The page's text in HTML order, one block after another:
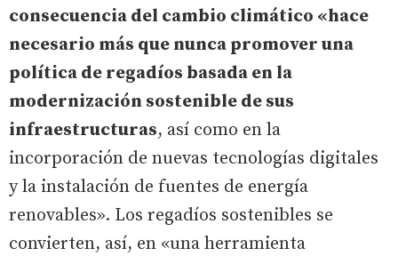
consecuencia del cambio climático «hace
necesario más que nunca promover una
política de regadíos basada en la
modernización sostenible de sus
infraestructuras, así como en la
incorporación de nuevas tecnologías digitales
y la instalación de fuentes de energía
renovables». Los regadíos sostenibles se
convierten, así, en «una herramienta